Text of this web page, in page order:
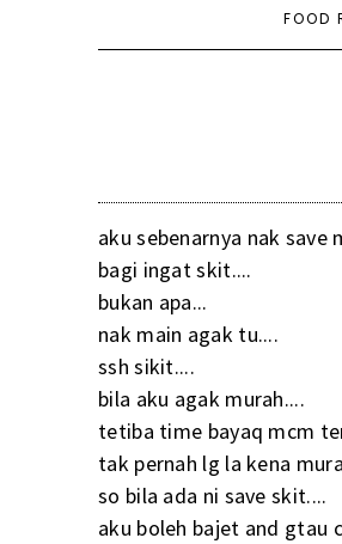
FOOD
aku sebenarnya nak save
bagi ingat skit....
bukan apa...
nak main agak tu....
ssh sikit....
bila aku agak murah....
tetiba time bayaq mcm
tak pernah lg la kena
so bila ada ni save skit....
aku boleh bajet and gtau